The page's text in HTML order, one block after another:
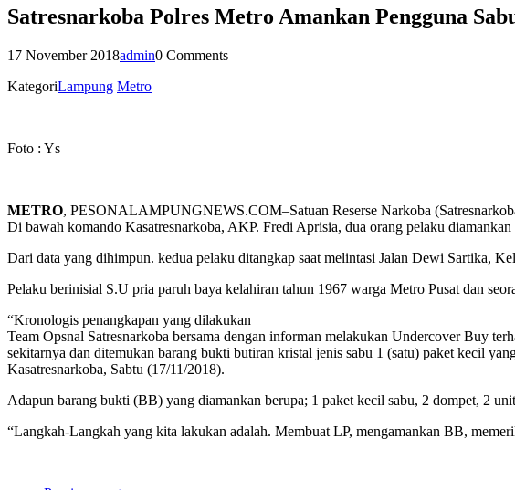
Satresnarkoba Polres Metro Amankan Pengguna
17 November 2018admin0 Comments
KategoriLampung Metro
Foto : Ys
METRO, PESONALAMPUNGNEWS.COM–Satuan Reserse Narkoba
Di bawah komando Kasatresnarkoba, AKP. Fredi Aprisia, dua orang pelaku
Dari data yang dihimpun. kedua pelaku ditangkap saat melintasi Jalan Dewi Sartika,
Pelaku berinisial S.U pria paruh baya kelahiran tahun 1967 warga Metro Pusat dan
“Kronologis penangkapan yang dilakukan
Team Opsnal Satresnarkoba bersama dengan informan melakukan Undercover Buy
sekitarnya dan ditemukan barang bukti butiran kristal jenis sabu 1 (satu) paket kecil
Kasatresnarkoba, Sabtu (17/11/2018).
Adapun barang bukti (BB) yang diamankan berupa; 1 paket kecil sabu, 2 dompet, 2
“Langkah-Langkah yang kita lakukan adalah. Membuat LP, mengamankan BB,